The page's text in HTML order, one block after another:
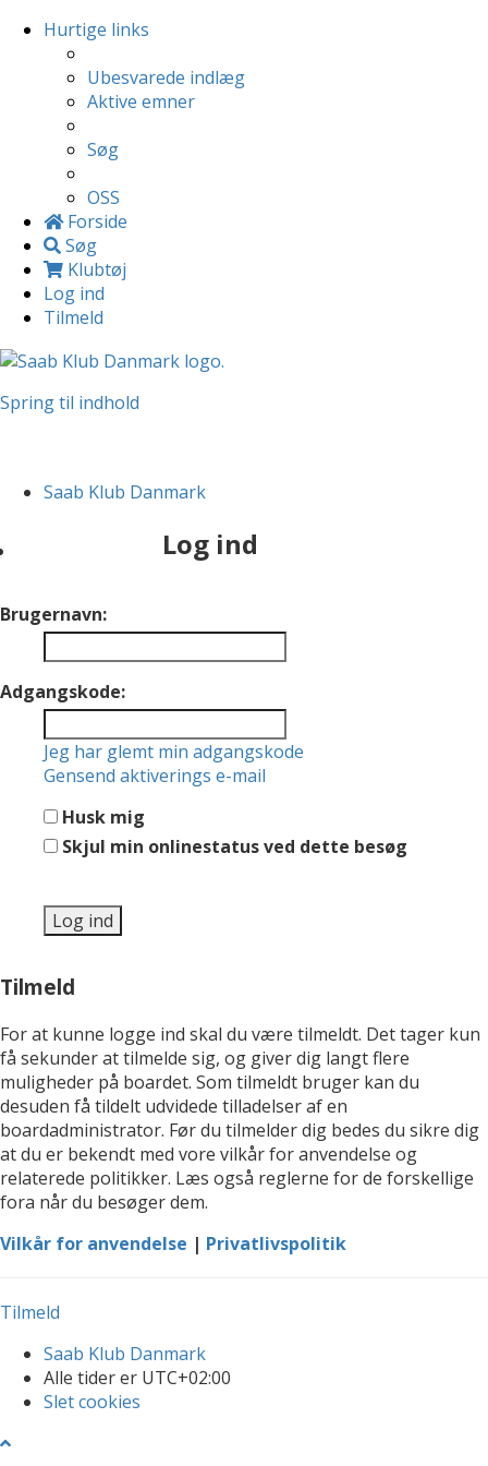
Hurtige links
Ubesvarede indlæg
Aktive emner
Søg
OSS
Forside
Søg
Klubtøj
Log ind
Tilmeld
Spring til indhold
Saab Klub Danmark
Log ind
Brugernavn:
Adgangskode:
Jeg har glemt min adgangskode
Gensend aktiverings e-mail
Husk mig
Skjul min onlinestatus ved dette besøg
Tilmeld
For at kunne logge ind skal du være tilmeldt. Det tager kun
få sekunder at tilmelde sig, og giver dig langt flere
muligheder på boardet. Som tilmeldt bruger kan du
desuden få tildelt udvidede tilladelser af en
boardadministrator. Før du tilmelder dig bedes du sikre dig
at du er bekendt med vore vilkår for anvendelse og
relaterede politikker. Læs også reglerne for de forskellige
fora når du besøger dem.
Vilkår for anvendelse | Privatlivspolitik
Tilmeld
Saab Klub Danmark
Alle tider er UTC+02:00
Slet cookies